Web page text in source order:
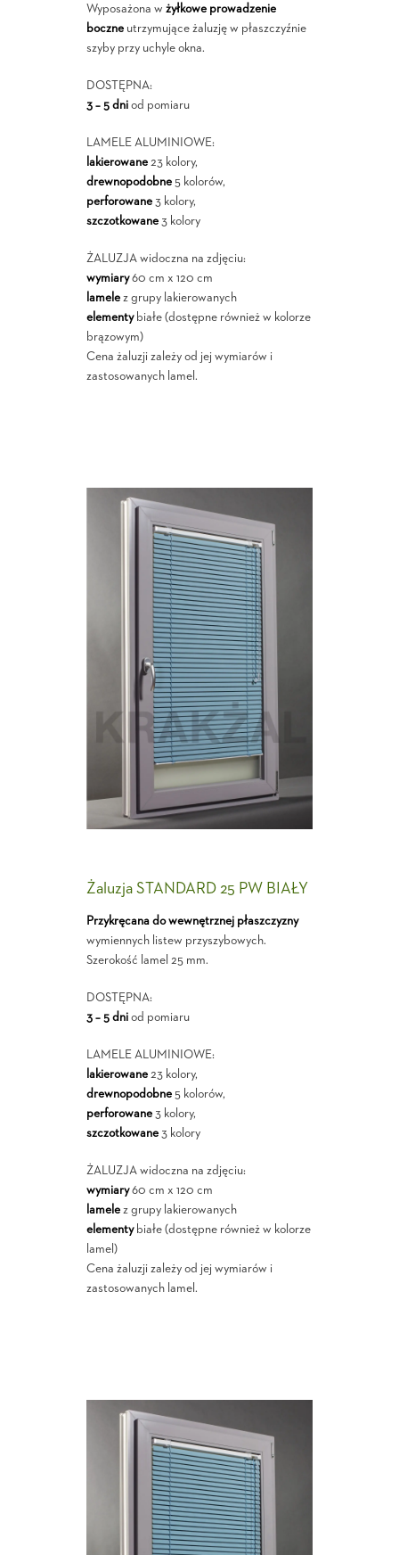
Wyposażona w żyłkowe prowadzenie
boczneutrzymujące żaluzję w płaszczyźnie
szyby przy uchyle okna.
DOSTĘPNA:
3 – 5 dniod pomiaru
LAMELE ALUMINIOWE:
lakierowane23 kolory,
drewnopodobne5 kolorów,
perforowane3 kolory,
szczotkowane3 kolory
ŻALUZJA widoczna na zdjęciu:
wymiary60 cm x 120 cm
lamelez grupy lakierowanych
elementybiałe (dostępne również w kolorze
brązowym)
Cena żaluzji zależy od jej wymiarów i
zastosowanych lamel.
Żaluzja STANDARD 25 PW BIAŁY
Przykręcana do wewnętrznej płaszczyzny
wymiennych listew przyszybowych.
Szerokość lamel 25 mm.
DOSTĘPNA:
3 – 5 dniod pomiaru
LAMELE ALUMINIOWE:
lakierowane23 kolory,
drewnopodobne5 kolorów,
perforowane3 kolory,
szczotkowane3 kolory
ŻALUZJA widoczna na zdjęciu:
wymiary60 cm x 120 cm
lamelez grupy lakierowanych
elementybiałe (dostępne również w kolorze
lamel)
Cena żaluzji zależy od jej wymiarów i
zastosowanych lamel.